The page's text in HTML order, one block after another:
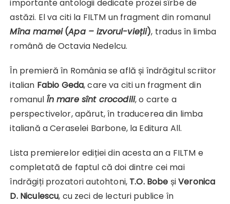
importante antologii dedicate prozei sîrbe de
astăzi. El va citi la FILTM un fragment din romanul
Mîna mamei(Apa – izvorul-vieții), tradus în limba
română de Octavia Nedelcu.
În premieră în România se află și îndrăgitul scriitor
italian Fabio Geda, care va citi un fragment din
romanul În mare sînt crocodili, o carte a
perspectivelor, apărut, în traducerea din limba
italiană a Ceraselei Barbone, la Editura All.
Lista premierelor ediției din acesta an a FILTM e
completată de faptul că doi dintre cei mai
îndrăgiți prozatori autohtoni, T.O. Bobe șiVeronica
D. Niculescu, cu zeci de lecturi publice în